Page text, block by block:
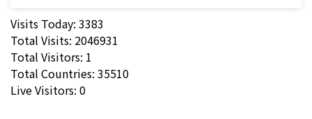
Visits Today: 3383
Total Visits: 2046931
Total Visitors: 1
Total Countries: 35510
Live Visitors: 0